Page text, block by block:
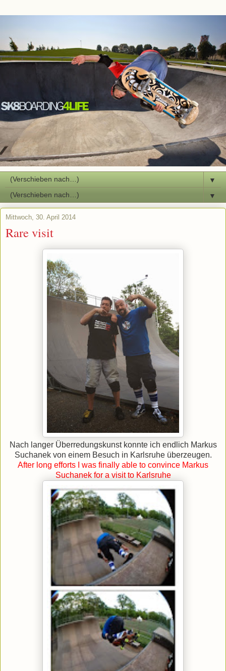
▼
▼
Mittwoch, 30. April 2014
Rare visit
Nach langer Überredungskunst konnte ich endlich Markus
Suchanek von einem Besuch in Karlsruhe überzeugen.
After long efforts I was finally able to convince Markus
Suchanek for a visit to Karlsruhe